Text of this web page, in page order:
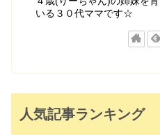
いる３０代ママです☆
人気記事ランキング